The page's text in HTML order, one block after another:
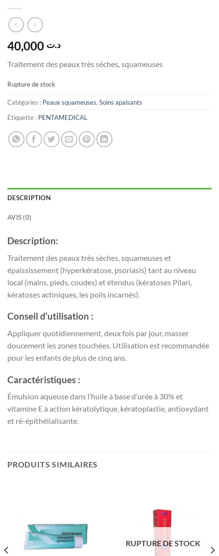
د.ت
Traitement des peaux très sèches, squameuses
Rupture de stock
Catégories : Peaux squameuses, Soins apaisants
Étiquette : PENTAMEDICAL
DESCRIPTION
AVIS (0)
Description:
Traitement des peaux très sèches, squameuses et
épaississement (hyperkératose, psoriasis) tant au niveau
local (mains, pieds, coudes) et étendus (kératoses Pilari,
kératoses actiniques, les poils incarnés).
Conseil d’utilisation :
Appliquer quotidiennement, deux fois par jour, masser
doucement les zones touchées. Utilisation est recommandée
pour les enfants de plus de cinq ans.
Caractéristiques :
Émulsion aqueuse dans l’huile à base d’urée à 30% et
vitamine E à action kératolytique, kératoplastie, antioxydant
et ré-épithélialisante.
PRODUITS SIMILAIRES
RUPTURE DE STOCK